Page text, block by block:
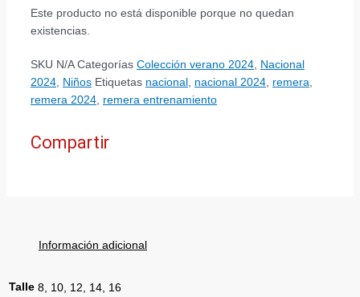
Este producto no está disponible porque no quedan
existencias.
SKU N/A Categorías Colección verano 2024, Nacional
2024, Niños Etiquetas nacional , nacional 2024, remera,
remera 2024, remera entrenamiento
Compartir
Información adicional
Talle 8, 10, 12, 14, 16